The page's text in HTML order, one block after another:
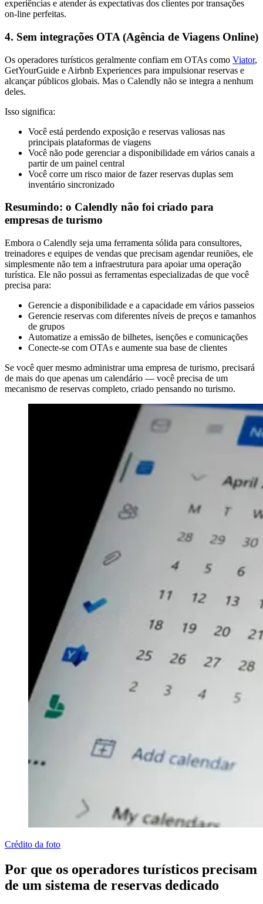
experiências e atender às expectativas dos clientes por transações
on-line perfeitas.
4. Sem integrações OTA (Agência de Viagens Online)
Os operadores turísticos geralmente confiam em OTAs como Viator,
GetYourGuide e Airbnb Experiences para impulsionar reservas e
alcançar públicos globais. Mas o Calendly não se integra a nenhum
deles.
Isso significa:
Você está perdendo exposição e reservas valiosas nas
principais plataformas de viagens
Você não pode gerenciar a disponibilidade em vários canais a
partir de um painel central
Você corre um risco maior de fazer reservas duplas sem
inventário sincronizado
Resumindo: o Calendly não foi criado para
empresas de turismo
Embora o Calendly seja uma ferramenta sólida para consultores,
treinadores e equipes de vendas que precisam agendar reuniões, ele
simplesmente não tem a infraestrutura para apoiar uma operação
turística. Ele não possui as ferramentas especializadas de que você
precisa para:
Gerencie a disponibilidade e a capacidade em vários passeios
Gerencie reservas com diferentes níveis de preços e tamanhos
de grupos
Automatize a emissão de bilhetes, isenções e comunicações
Conecte-se com OTAs e aumente sua base de clientes
Se você quer mesmo administrar uma empresa de turismo, precisará
de mais do que apenas um calendário — você precisa de um
mecanismo de reservas completo, criado pensando no turismo.
Crédito da foto
Por que os operadores turísticos precisam
de um sistema de reservas dedicado